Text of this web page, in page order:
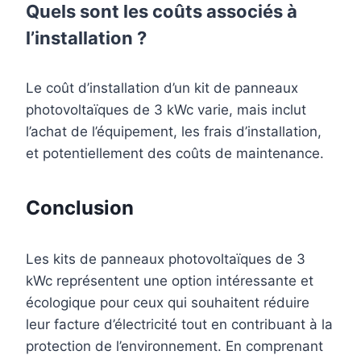
Quels sont les coûts associés à
l’installation ?
Le coût d’installation d’un kit de panneaux
photovoltaïques de 3 kWc varie, mais inclut
l’achat de l’équipement, les frais d’installation,
et potentiellement des coûts de maintenance.
Conclusion
Les kits de panneaux photovoltaïques de 3
kWc représentent une option intéressante et
écologique pour ceux qui souhaitent réduire
leur facture d’électricité tout en contribuant à la
protection de l’environnement. En comprenant